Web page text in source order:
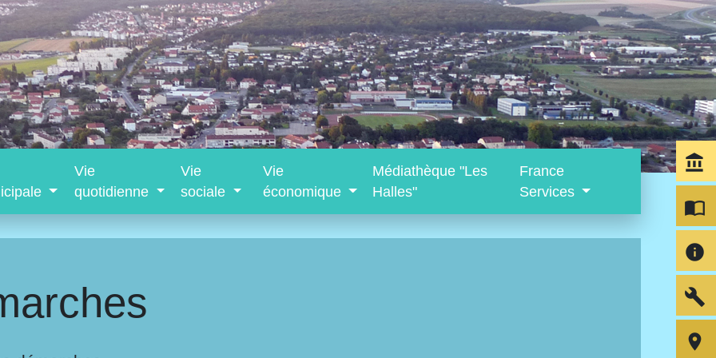
Vie
quotidienne
Vie
sociale
Vie
économique
Médiathèque "Les
Halles"
France
Services
account_balance
import_contacts
info
build
room